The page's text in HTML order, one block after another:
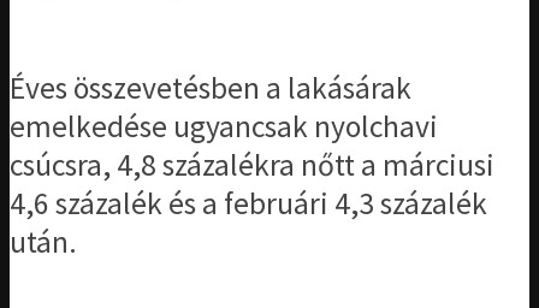
Éves összevetésben a lakásárak
emelkedése ugyancsak nyolchavi
csúcsra, 4,8 százalékra nőtt a márciusi
4,6 százalék és a februári 4,3 százalék
után.